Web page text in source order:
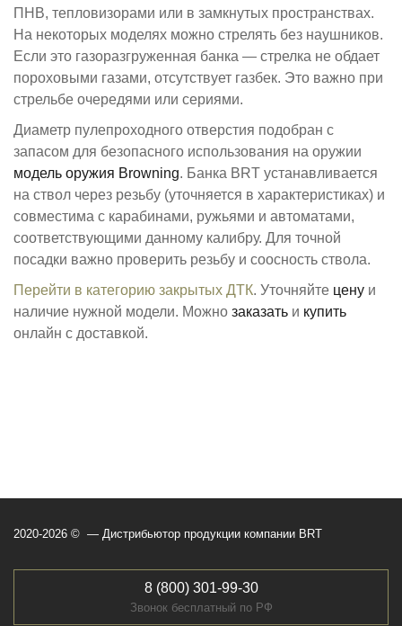
ПНВ, тепловизорами или в замкнутых пространствах.
На некоторых моделях можно стрелять без наушников.
Если это газоразгруженная банка — стрелка не обдает
пороховыми газами, отсутствует газбек. Это важно при
стрельбе очередями или сериями.
Диаметр пулепроходного отверстия подобран с
запасом для безопасного использования на оружии
модель оружия ​Browning​​. Банкa BRT устанавливается
на ствол через резьбу (уточняется в характеристиках) и
совместима с карабинами, ружьями и автоматами,
соответствующими данному калибру. Для точной
посадки важно проверить резьбу и соосность ствола.
Перейти в категорию закрытых ДТК. Уточняйте цену и
наличие нужной модели. Можно заказать и купить
онлайн с доставкой.
2020-2026 © — Дистрибьютор продукции компании BRT
8 (800) 301-99-30
Звонок бесплатный по РФ